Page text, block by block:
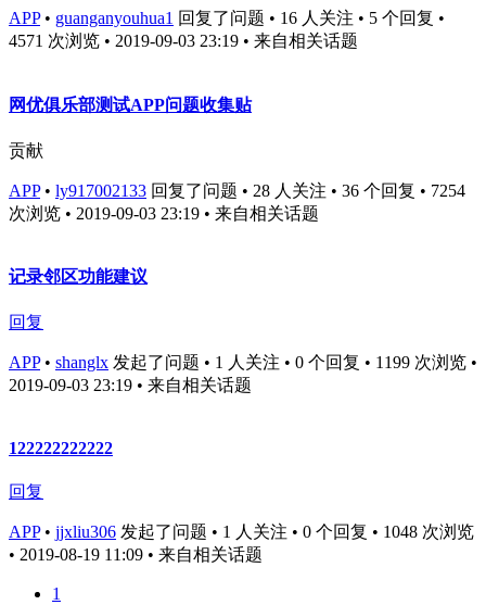
APP• guanganyouhua1 回复了问题 • 16 人关注 • 5 个回复 •
4571 次浏览 • 2019-09-03 23:19 • 来自相关话题
网优俱乐部测试APP问题收集贴
贡献
APP• ly917002133 回复了问题 • 28 人关注 • 36 个回复 • 7254
次浏览 • 2019-09-03 23:19 • 来自相关话题
记录邻区功能建议
回复
APP• shanglx 发起了问题 • 1 人关注 • 0 个回复 • 1199 次浏览 •
2019-09-03 23:19 • 来自相关话题
122222222222
回复
APP• jjxliu306 发起了问题 • 1 人关注 • 0 个回复 • 1048 次浏览
• 2019-08-19 11:09 • 来自相关话题
1